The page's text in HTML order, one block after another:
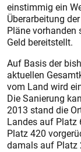
einstimmig ein
Überarbeitung
Pläne
Geld bereitstellt.
Auf Basis der
aktuellen
vom Land wird
Die Sanierung
2013 stand die
Landes auf Platz
Platz 420
damals auf Platz